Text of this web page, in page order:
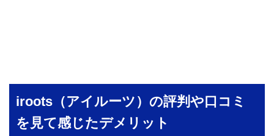
iroots（アイルーツ）の評判や口コミ
を見て感じたデメリット